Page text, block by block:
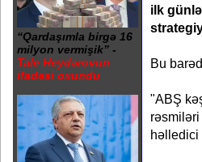
“Qardaşımla birgə 16
milyon vermişik” -
Tale Heydərovun
ifadəsi oxundu
ilk
Bu
"ABŞ
rəsmiləri
həlledici